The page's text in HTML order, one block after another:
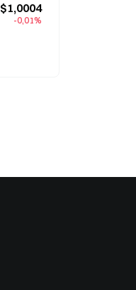
$1,0004
-0,01%